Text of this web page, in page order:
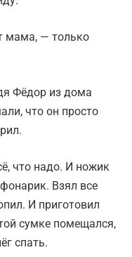
мама, — только
Фёдор из дома
что он просто
что надо. И ножик
Взял все
И приготовил
сумке помещался,
спать.